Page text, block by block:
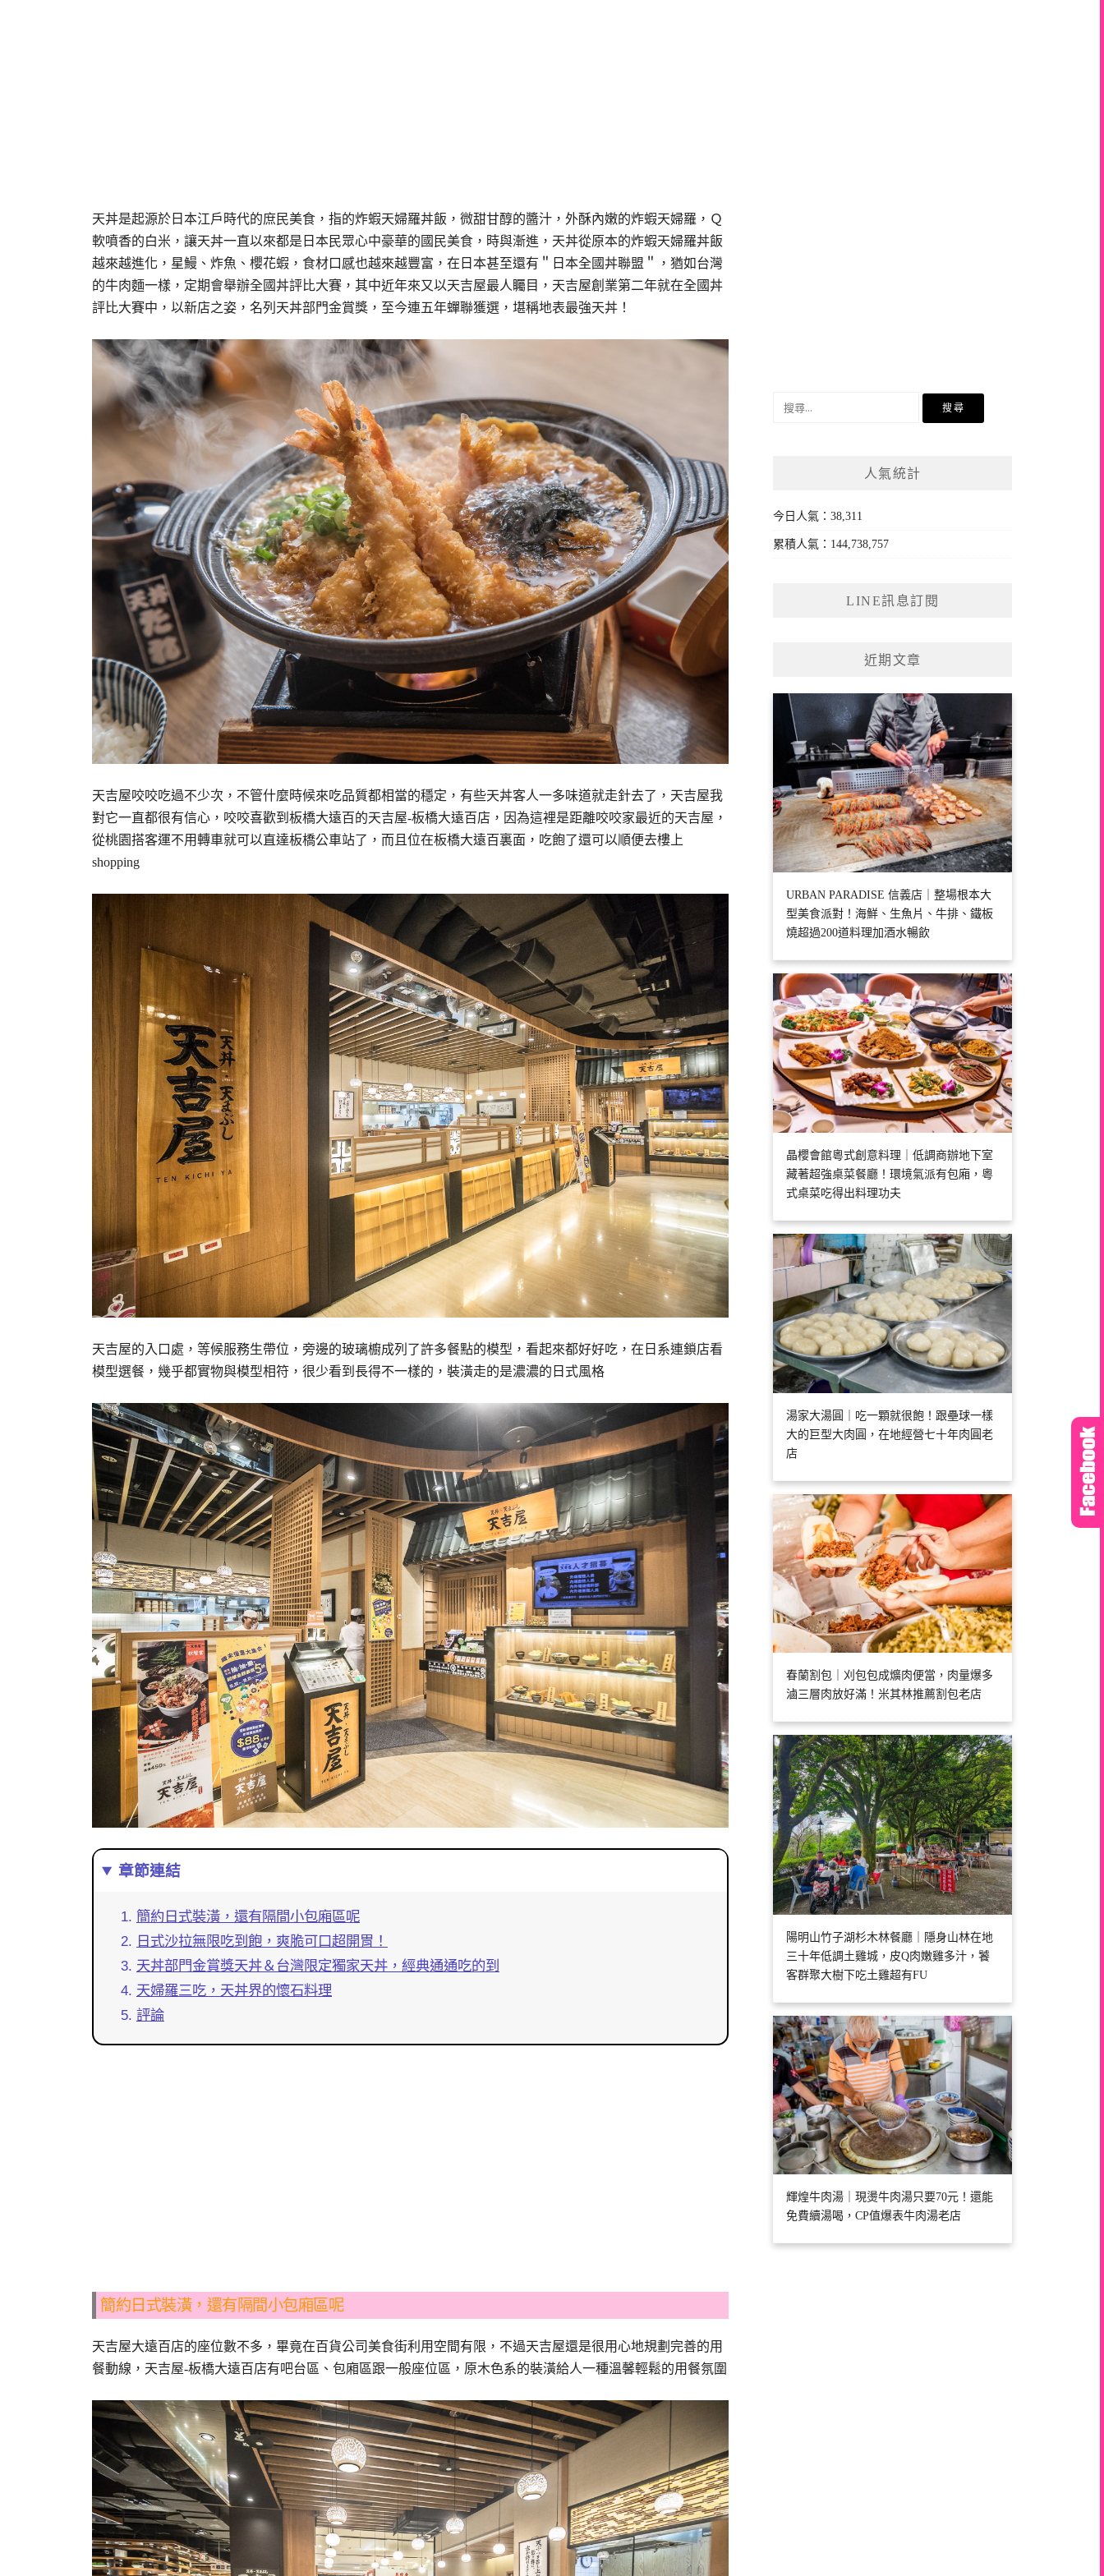
天丼是起源於日本江戶時代的庶民美食，指的炸蝦天婦羅丼飯，微甜甘醇的醬汁，外酥內嫩的炸蝦天婦羅，Ｑ
軟噴香的白米，讓天丼一直以來都是日本民眾心中豪華的國民美食，時與漸進，天丼從原本的炸蝦天婦羅丼飯
越來越進化，星鰻、炸魚、櫻花蝦，食材口感也越來越豐富，在日本甚至還有＂日本全國丼聯盟＂，猶如台灣
的牛肉麵一樣，定期會舉辦全國丼評比大賽，其中近年來又以天吉屋最人矚目，天吉屋創業第二年就在全國丼
評比大賽中，以新店之姿，名列天丼部門金賞獎，至今連五年蟬聯獲選，堪稱地表最強天丼！
天吉屋咬咬吃過不少次，不管什麼時候來吃品質都相當的穩定，有些天丼客人一多味道就走針去了，天吉屋我
對它一直都很有信心，咬咬喜歡到板橋大遠百的天吉屋-板橋大遠百店，因為這裡是距離咬咬家最近的天吉屋，
從桃園搭客運不用轉車就可以直達板橋公車站了，而且位在板橋大遠百裏面，吃飽了還可以順便去樓上
shopping
天吉屋的入口處，等候服務生帶位，旁邊的玻璃櫥成列了許多餐點的模型，看起來都好好吃，在日系連鎖店看
模型選餐，幾乎都實物與模型相符，很少看到長得不一樣的，裝潢走的是濃濃的日式風格
章節連結
簡約日式裝潢，還有隔間小包廂區呢
日式沙拉無限吃到飽，爽脆可口超開胃！
天丼部門金賞獎天丼＆台灣限定獨家天丼，經典通通吃的到
天婦羅三吃，天丼界的懷石料理
評論
簡約日式裝潢，還有隔間小包廂區呢
天吉屋大遠百店的座位數不多，畢竟在百貨公司美食街利用空間有限，不過天吉屋還是很用心地規劃完善的用
餐動線，天吉屋-板橋大遠百店有吧台區、包廂區跟一般座位區，原木色系的裝潢給人一種溫馨輕鬆的用餐氛圍
人氣統計
今日人氣：38,311
累積人氣：144,738,757
LINE訊息訂閱
近期文章
URBAN PARADISE 信義店｜整場根本大
型美食派對！海鮮、生魚片、牛排、鐵板
燒超過200道料理加酒水暢飲
晶櫻會館粵式創意料理｜低調商辦地下室
藏著超強桌菜餐廳！環境氣派有包廂，粵
式桌菜吃得出料理功夫
湯家大湯圓｜吃一顆就很飽！跟壘球一樣
大的巨型大肉圓，在地經營七十年肉圓老
店
春蘭割包｜刈包包成爌肉便當，肉量爆多
滷三層肉放好滿！米其林推薦割包老店
陽明山竹子湖杉木林餐廳｜隱身山林在地
三十年低調土雞城，皮Q肉嫩雞多汁，饕
客群聚大樹下吃土雞超有FU
輝煌牛肉湯｜現燙牛肉湯只要70元！還能
免費續湯喝，CP值爆表牛肉湯老店